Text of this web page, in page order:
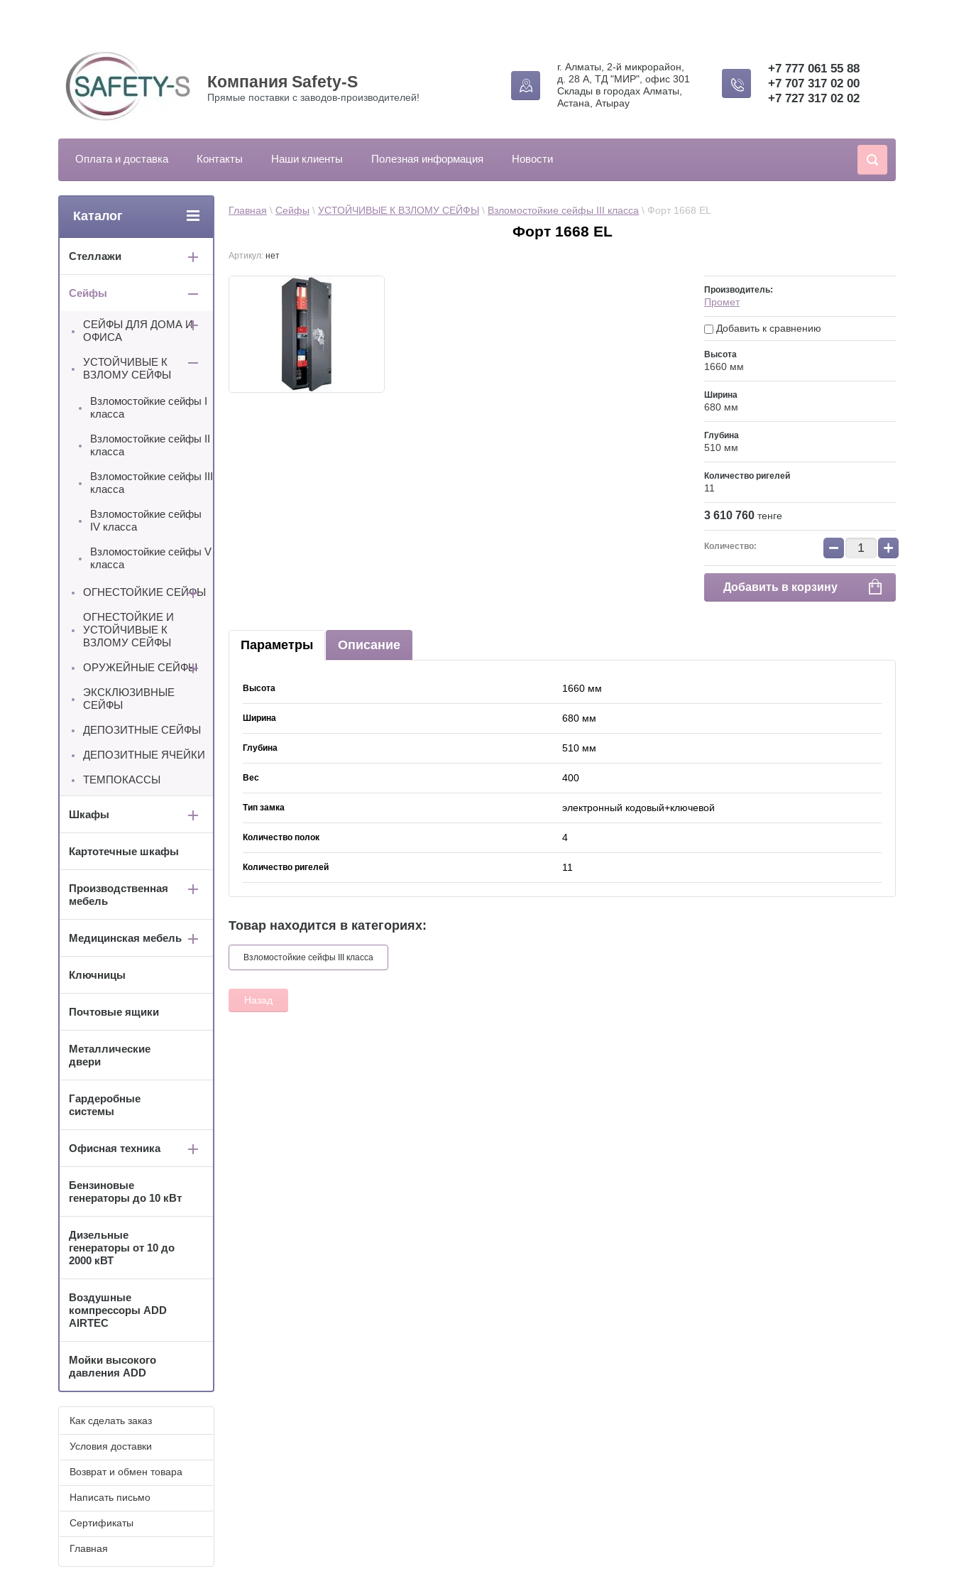
Компания Safety-S
Прямые поставки с заводов-производителей!
+7 777 061 55 88
+7 707 317 02 00
+7 727 317 02 02
г. Алматы, 2-й микрорайон,
д. 28 А, ТД "МИР", офис 301
Склады в городах Алматы,
Астана, Атырау
Оплата и доставка Контакты Наши клиенты Полезная информация Новости
Главная \ Сейфы \ УСТОЙЧИВЫЕ К ВЗЛОМУ СЕЙФЫ \ Взломостойкие сейфы III класса \ Форт 1668 EL
Форт 1668 EL
Артикул: нет
Производитель:
Промет
Добавить к сравнению
Высота
1660 мм
Ширина
680 мм
Глубина
510 мм
Количество ригелей
11
3 610 760 тенге
Количество: − +
Добавить в корзину
Параметры Описание
Высота 1660 мм
Ширина 680 мм
Глубина 510 мм
Вес 400
Тип замка электронный кодовый+ключевой
Количество полок 4
Количество ригелей 11
Товар находится в категориях:
Взломостойкие сейфы III класса
Назад
Каталог
Стеллажи
Сейфы
СЕЙФЫ ДЛЯ ДОМА И
ОФИСА
УСТОЙЧИВЫЕ К
ВЗЛОМУ СЕЙФЫ
Взломостойкие сейфы I
класса
Взломостойкие сейфы II
класса
Взломостойкие сейфы III
класса
Взломостойкие сейфы
IV класса
Взломостойкие сейфы V
класса
ОГНЕСТОЙКИЕ СЕЙФЫ
ОГНЕСТОЙКИЕ И
УСТОЙЧИВЫЕ К
ВЗЛОМУ СЕЙФЫ
ОРУЖЕЙНЫЕ СЕЙФЫ
ЭКСКЛЮЗИВНЫЕ
СЕЙФЫ
ДЕПОЗИТНЫЕ СЕЙФЫ
ДЕПОЗИТНЫЕ ЯЧЕЙКИ
ТЕМПОКАССЫ
Шкафы
Картотечные шкафы
Производственная
мебель
Медицинская мебель
Ключницы
Почтовые ящики
Металлические
двери
Гардеробные
системы
Офисная техника
Бензиновые
генераторы до 10 кВт
Дизельные
генераторы от 10 до
2000 кВТ
Воздушные
компрессоры ADD
AIRTEC
Мойки высокого
давления ADD
Как сделать заказ
Условия доставки
Возврат и обмен товара
Написать письмо
Сертификаты
Главная